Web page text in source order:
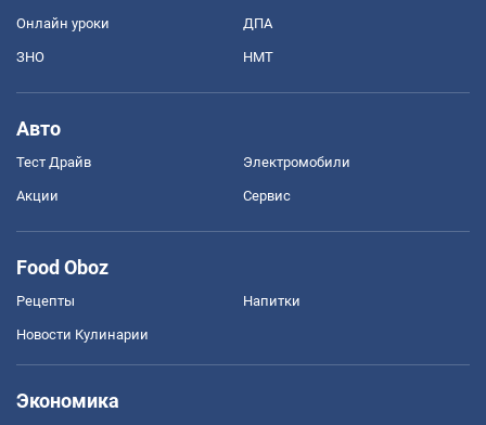
Онлайн уроки ДПА
ЗНО НМТ
Авто
Тест Драйв Электромобили
Акции Сервис
Food Oboz
Рецепты Напитки
Новости Кулинарии
Экономика